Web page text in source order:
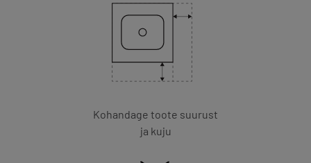
Kohandage toote suurust
ja kuju